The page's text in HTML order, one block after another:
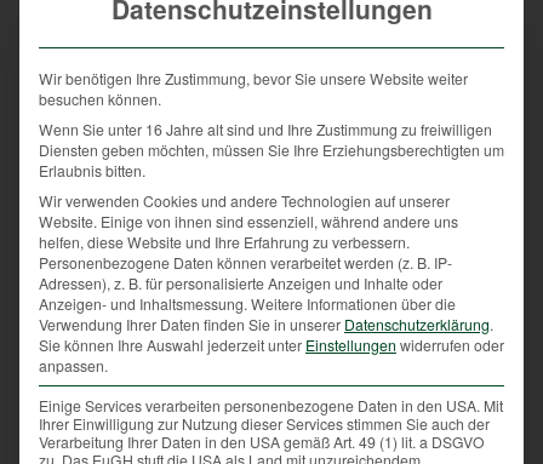
zweiten Hälfte, gegen Ende der Brunft, beginnt die
eigentliche Blattzeit, die hohe Zeit für passionierte
Rehwildjäger.
Der Grund ist der zahlenmäßige Rückgang brunftiger
„beschlagen“, sind also von einem Rehbock begattet
worden. Und stehen nicht mehr mit den Böcken
zusammen. Jetzt suchen die Rehböcke auch
außerhalb ihrer Territorien nach noch immer
brunftigen, bisher nicht oder erfolglos beschlagenen
Geißen.
Während also der Bock verliebt ist und der
Jagdfreund frohlockt, heißt es für Autofahrer während
der Brunft-Zeit besonders vorsichtig zu sein. Denn die
Datenschutzeinstellungen
Wir benötigen Ihre Zustimmung, bevor Sie unsere Website weiter
besuchen können.
Wenn Sie unter 16 Jahre alt sind und Ihre Zustimmung zu freiwilligen
Diensten geben möchten, müssen Sie Ihre Erziehungsberechtigten um
Erlaubnis bitten.
Wir verwenden Cookies und andere Technologien auf unserer
Website. Einige von ihnen sind essenziell, während andere uns
helfen, diese Website und Ihre Erfahrung zu verbessern.
Personenbezogene Daten können verarbeitet werden (z. B. IP-
Adressen), z. B. für personalisierte Anzeigen und Inhalte oder
Anzeigen- und Inhaltsmessung. Weitere Informationen über die
Verwendung Ihrer Daten finden Sie in unserer Datenschutzerklärung.
Sie können Ihre Auswahl jederzeit unter Einstellungen widerrufen oder
anpassen.
Einige Services verarbeiten personenbezogene Daten in den USA. Mit
Ihrer Einwilligung zur Nutzung dieser Services stimmen Sie auch der
Verarbeitung Ihrer Daten in den USA gemäß Art. 49 (1) lit. a DSGVO